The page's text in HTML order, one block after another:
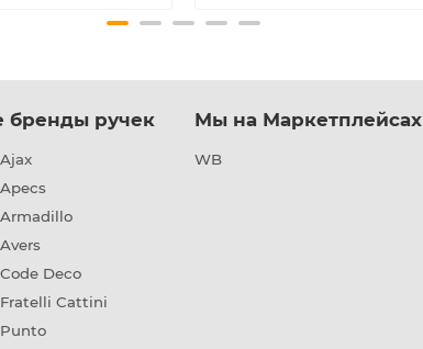
бренды ручек
Deco
Cattini
Мы на Маркетплейсах
WB